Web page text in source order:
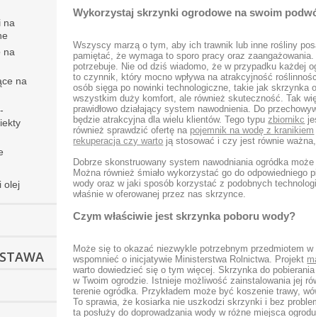
na
na
na
olej
Wykorzystaj skrzynki ogrodowe na swoim
Wszyscy marzą o tym, aby ich trawnik lub inne rośliny
pamiętać, że wymaga to sporo pracy oraz
potrzebuje. Nie od dziś wiadomo, że w przypadku każdej
to czynnik, który mocno wpływa na atrakcyjność
osób sięga po nowinki technologiczne, takie jak skrzynka
wszystkim duży komfort, ale również skuteczność. Tak
prawidłowo działający system nawodnienia. Do
będzie atrakcyjna dla wielu klientów. Tego typuzbiornikc
również sprawdzić ofertę na pojemnik na wodę z kranikiem
rekuperacja czy warto ją stosować i czy jest równie
Dobrze skonstruowany system nawodniania ogródka
Można również śmiało wykorzystać go do
wody oraz w jaki sposób korzystać z podobnych
właśnie w oferowanej przez nas skrzynce.
Czym właściwie jest skrzynka poboru wody?
Może się to okazać niezwykle potrzebnym przedmiotem
wspomnieć o inicjatywie Ministerstwa Rolnictwa. Projekt
warto dowiedzieć się o tym więcej. Skrzynka do
w Twoim ogrodzie. Istnieje możliwość zainstalowania jej
terenie ogródka. Przykładem może być koszenie trawy,
To sprawia, że kosiarka nie uszkodzi skrzynki i bez
ta posłuży do doprowadzania wody w różne miejsca